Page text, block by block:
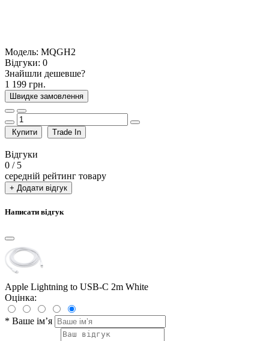
Модель: MQGH2
Відгуки: 0
Знайшли дешевше?
1 199 грн.
Швидке замовлення
Купити Trade In
Відгуки
0 / 5
середній рейтинг товару
+ Додати відгук
Написати відгук
Apple Lightning to USB-C 2m White
Оцінка:
* Ваше ім’я